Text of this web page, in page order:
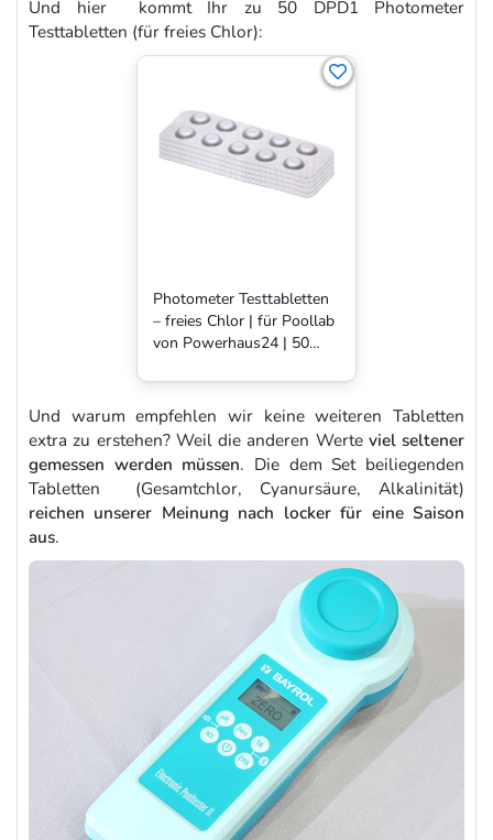
Und hier kommt Ihr zu 50 DPD1 Photometer
Testtabletten (für freies Chlor):
Photometer Testtabletten
– freies Chlor | für Poollab
von Powerhaus24 | 50
Und warum empfehlen wir keine weiteren Tabletten
extra zu erstehen? Weil die anderen Werte viel seltener
gemessen werden müssen. Die dem Set beiliegenden
Tabletten (Gesamtchlor, Cyanursäure, Alkalinität)
reichen unserer Meinung nach locker für eine Saison
aus.